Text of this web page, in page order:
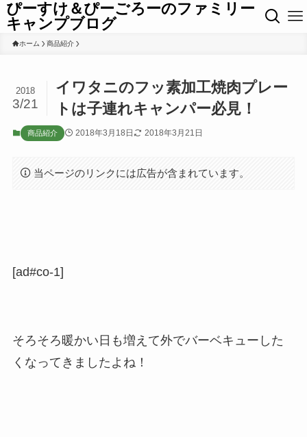
ぴーすけ＆ぴーごろーのファミリー
キャンプブログ
ホーム 商品紹介
イワタニのフッ素加工焼肉プレー
トは子連れキャンパー必見！
2018
3/21
商品紹介 2018年3月18日 2018年3月21日
当ページのリンクには広告が含まれています。
[ad#co-1]
そろそろ暖かい日も増えて外でバーベキューした
くなってきましたよね！